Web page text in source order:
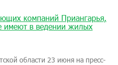
компаний Приангарья,
имеют в ведении жилых
области 23 июня на пресс-